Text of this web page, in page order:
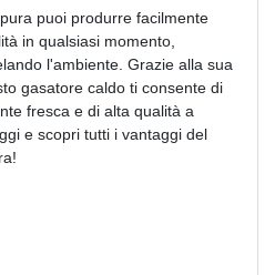
puoi produrre facilmente
in qualsiasi momento,
l'ambiente. Grazie alla sua
gasatore caldo ti consente di
fresca e di alta qualità a
e scopri tutti i vantaggi del